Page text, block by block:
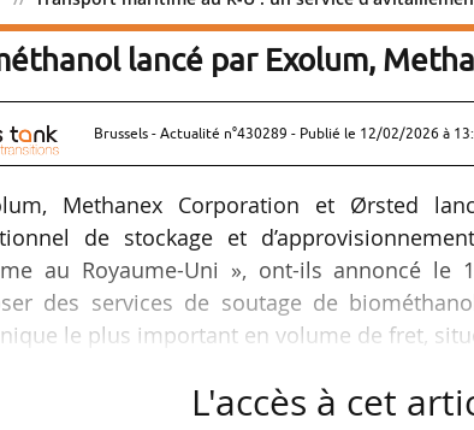
maritime au R-U : un
lancé par Exolum,
Brussels - Actualité n°430289 - Publié le 12/02/2026 à
Methanex Corporation et Ørsted
de stockage et
au Royaume-Uni », ont-ils annoncé le
des services de soutage de
le plus important en volume de fret,
le cadre de cette initiative :L'accès à cet